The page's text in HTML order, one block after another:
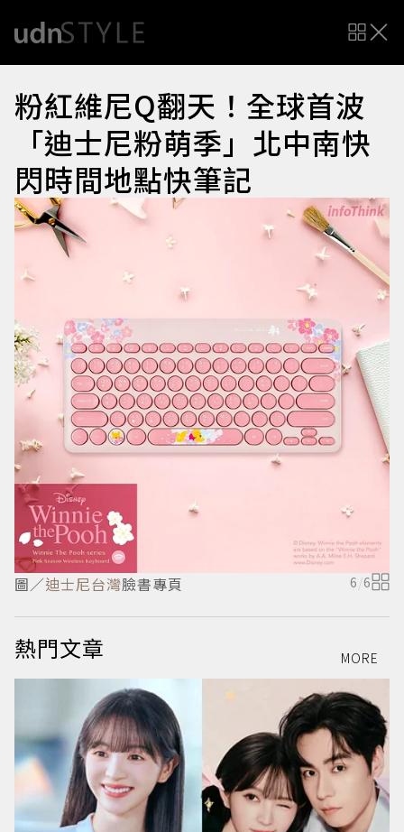
粉紅維尼Q翻天！全球首波
「迪士尼粉萌季」北中南快
閃時間地點快筆記
圖／迪士尼台灣臉書專頁 6/6
熱門文章 MORE